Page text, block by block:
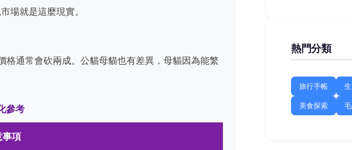
場就是這麼現實。
通常會砍兩成。公貓母貓也有差異，母貓因為能繁
參考
事項
熱門分類
旅行手帳
美食探索